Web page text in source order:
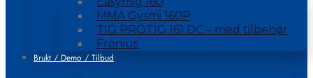
MMA Gysmi 160P
TIG PROTIG 161 DC – med tilbehør
Fronius
Brukt / Demo / Tilbud